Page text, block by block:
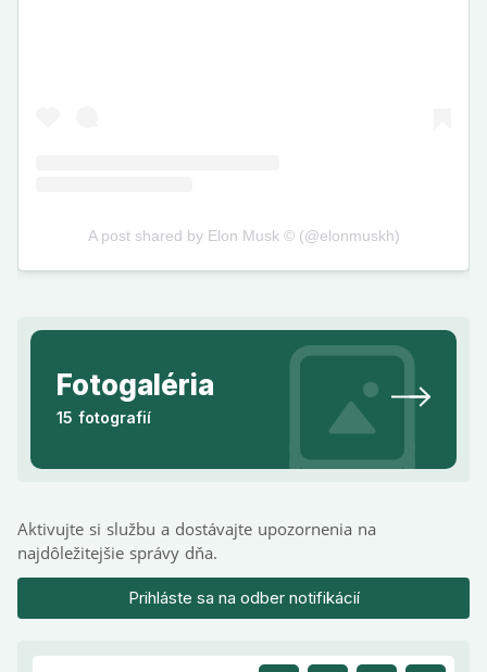
Fotogaléria
15 fotografií
Aktivujte si službu a dostávajte upozornenia na
najdôležitejšie správy dňa.
Prihláste sa na odber notifikácií